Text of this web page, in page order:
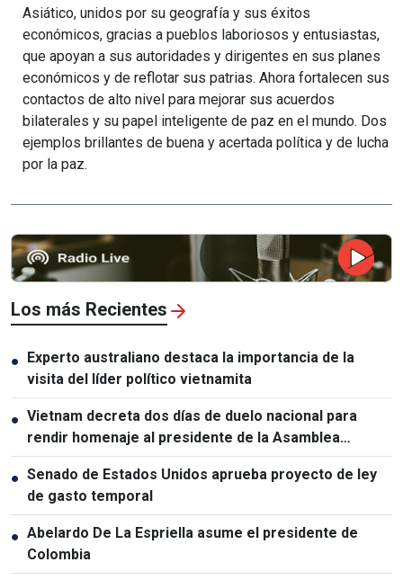
Asiático, unidos por su geografía y sus éxitos
económicos, gracias a pueblos laboriosos y entusiastas,
que apoyan a sus autoridades y dirigentes en sus planes
económicos y de reflotar sus patrias. Ahora fortalecen sus
contactos de alto nivel para mejorar sus acuerdos
bilaterales y su papel inteligente de paz en el mundo. Dos
ejemplos brillantes de buena y acertada política y de lucha
por la paz.
Los más Recientes
● Experto australiano destaca la importancia de la
visita del líder político vietnamita
● Vietnam decreta dos días de duelo nacional para
rendir homenaje al presidente de la Asamblea
Nacional de Laos
● Senado de Estados Unidos aprueba proyecto de ley
de gasto temporal
● Abelardo De La Espriella asume el presidente de
Colombia